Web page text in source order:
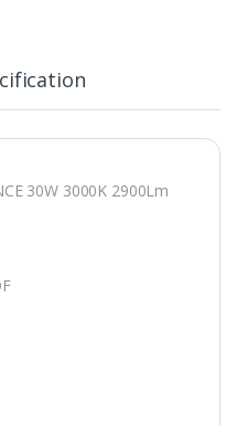
30W 3000K 2900Lm